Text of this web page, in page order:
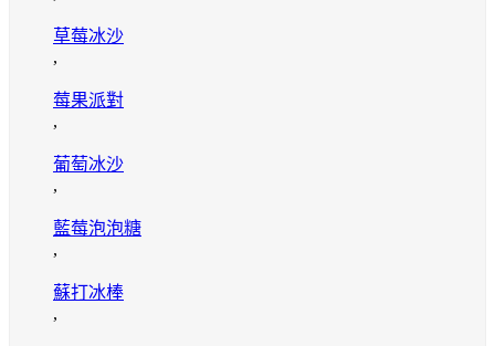
草莓冰沙
,
莓果派對
,
葡萄冰沙
,
藍莓泡泡糖
,
蘇打冰棒
,